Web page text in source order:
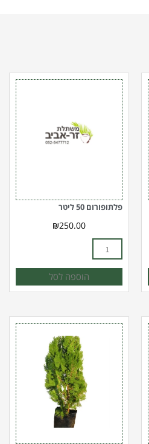
פלתופורום 50 ליטר
₪250.00
כמות
של
פלתופורום
50
ליטר
הוספה לסל
כמות
של
תויה
מזרחית
מוזהבת
25
ליטר